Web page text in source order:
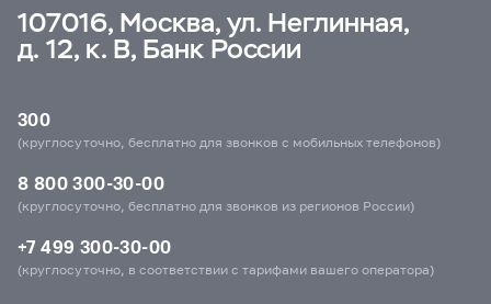
107016, Москва, ул. Неглинная,
д. 12, к. В, Банк России
300
(круглосуточно, бесплатно для звонков с мобильных телефонов)
8 800 300-30-00
(круглосуточно, бесплатно для звонков из регионов России)
+7 499 300-30-00
(круглосуточно, в соответствии с тарифами вашего оператора)